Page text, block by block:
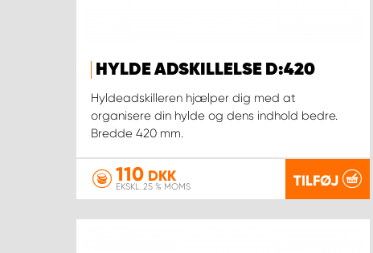
HYLDE ADSKILLELSE D:420
Hyldeadskilleren hjælper dig med at
organisere din hylde og dens indhold bedre.
Bredde 420 mm.
110 DKK
EKSKL. 25 % MOMS TILFØJ